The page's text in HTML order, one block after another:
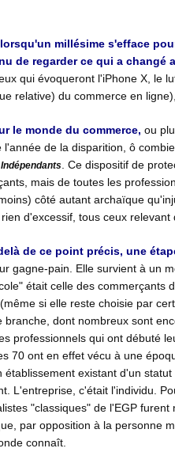
millésime s'efface
de regarder ce qui a changé
qui évoqueront l'iPhone X, le
relative) du commerce en
le monde du commerce, ou
l'année de la disparition, ô
. Ce dispositif de
mais de toutes les
côté autant archaïque
d'excessif, tous ceux relevant
de ce point précis, une
gagne-pain. Elle survient à un
était celle des commerçants
si elle reste choisie par
branche, dont nombreux sont
professionnels qui ont débuté
70 ont en effet vécu à une
existant d'un statut
L'entreprise, c'était l'individu.
"classiques" de l'EGP
par opposition à la personne
connaît.